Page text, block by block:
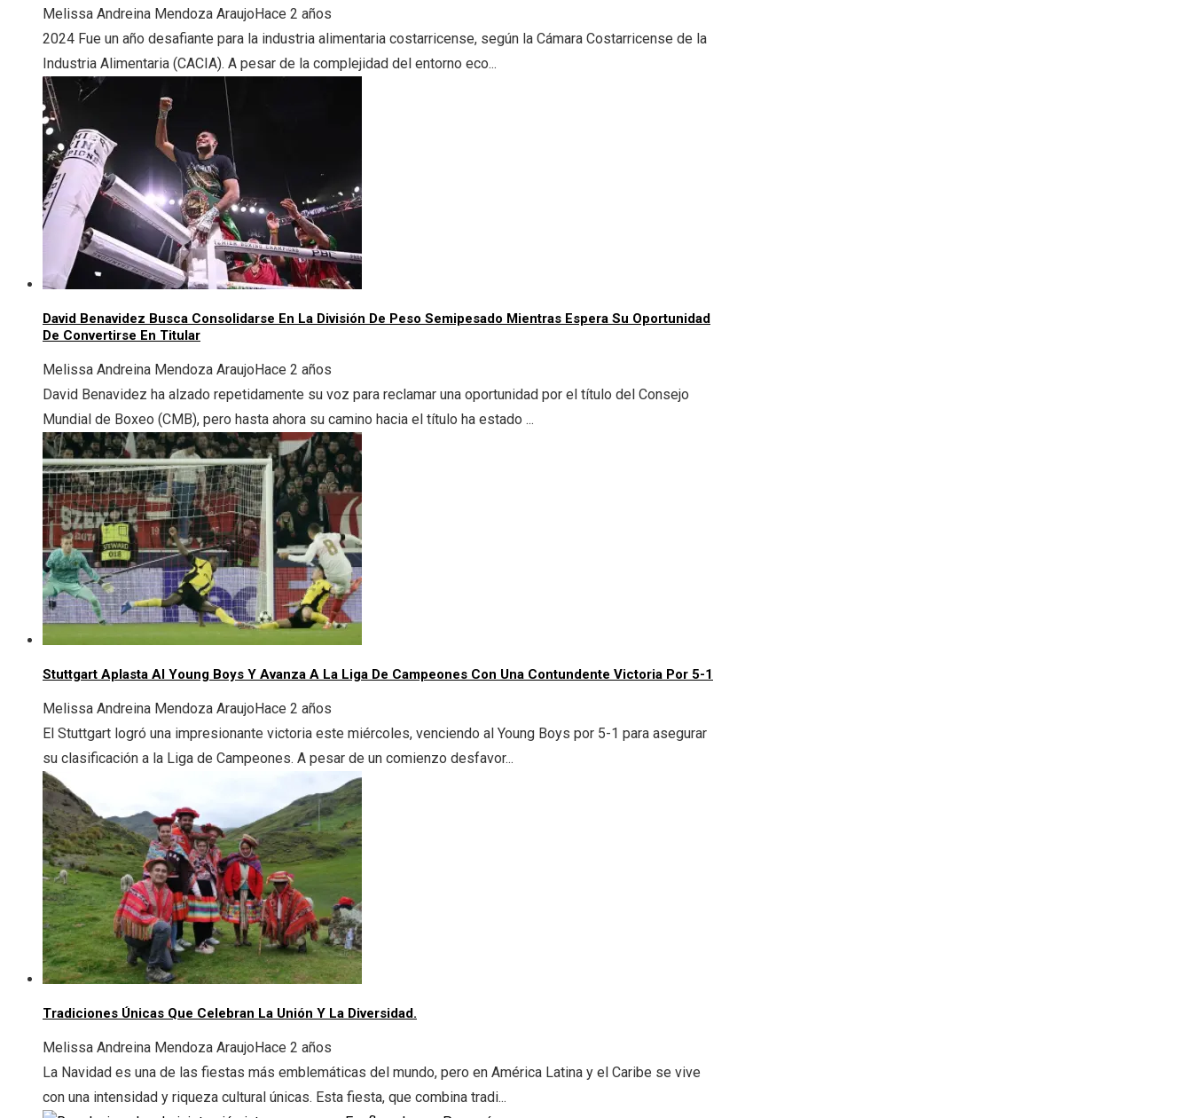
Melissa Andreina Mendoza AraujoHace 2 años
2024 Fue un año desafiante para la industria alimentaria costarricense, según la Cámara Costarricense de la
Industria Alimentaria (CACIA). A pesar de la complejidad del entorno eco...
David Benavidez Busca Consolidarse En La División De Peso Semipesado Mientras Espera Su Oportunidad
De Convertirse En Titular
Melissa Andreina Mendoza AraujoHace 2 años
David Benavidez ha alzado repetidamente su voz para reclamar una oportunidad por el título del Consejo
Mundial de Boxeo (CMB), pero hasta ahora su camino hacia el título ha estado ...
Stuttgart Aplasta Al Young Boys Y Avanza A La Liga De Campeones Con Una Contundente Victoria Por 5-1
Melissa Andreina Mendoza AraujoHace 2 años
El Stuttgart logró una impresionante victoria este miércoles, venciendo al Young Boys por 5-1 para asegurar
su clasificación a la Liga de Campeones. A pesar de un comienzo desfavor...
Tradiciones Únicas Que Celebran La Unión Y La Diversidad.
Melissa Andreina Mendoza AraujoHace 2 años
La Navidad es una de las fiestas más emblemáticas del mundo, pero en América Latina y el Caribe se vive
con una intensidad y riqueza cultural únicas. Esta fiesta, que combina tradi...